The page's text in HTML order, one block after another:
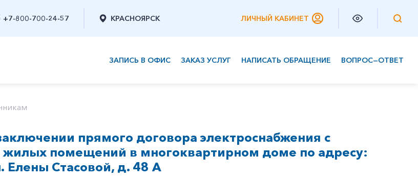
+7-800-700-24-57
обратный звонок
КРАСНОЯРСК ЛИЧНЫЙ КАБИНЕТ
ЗАПИСЬ В ОФИС ЗАКАЗ УСЛУГ НАПИСАТЬ ОБРАЩЕНИЕ ВОПРОС—ОТВЕТ
прямого договора электроснабжения с
жилых помещений в многоквартирном доме по адресу:
Елены Стасовой, д. 48 А